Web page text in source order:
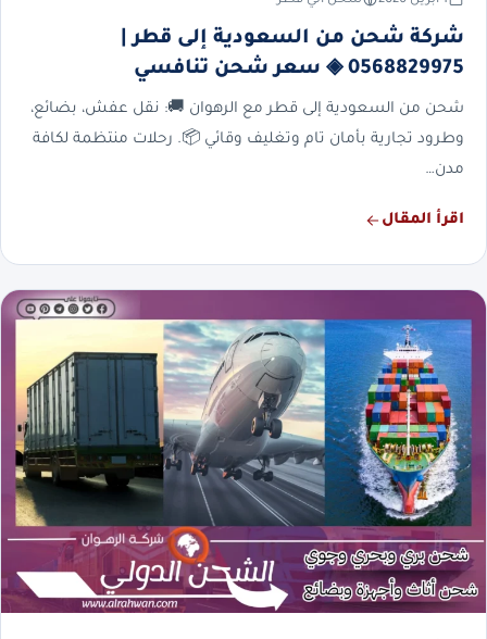
شركة شحن من السعودية إلى قطر |
0568829975 ◈ سعر شحن تنافسي
شحن من السعودية إلى قطر مع الرهوان 🚚: نقل عفش، بضائع،
وطرود تجارية بأمان تام وتغليف وقائي 📦. رحلات منتظمة لكافة
مدن…
اقرأ المقال